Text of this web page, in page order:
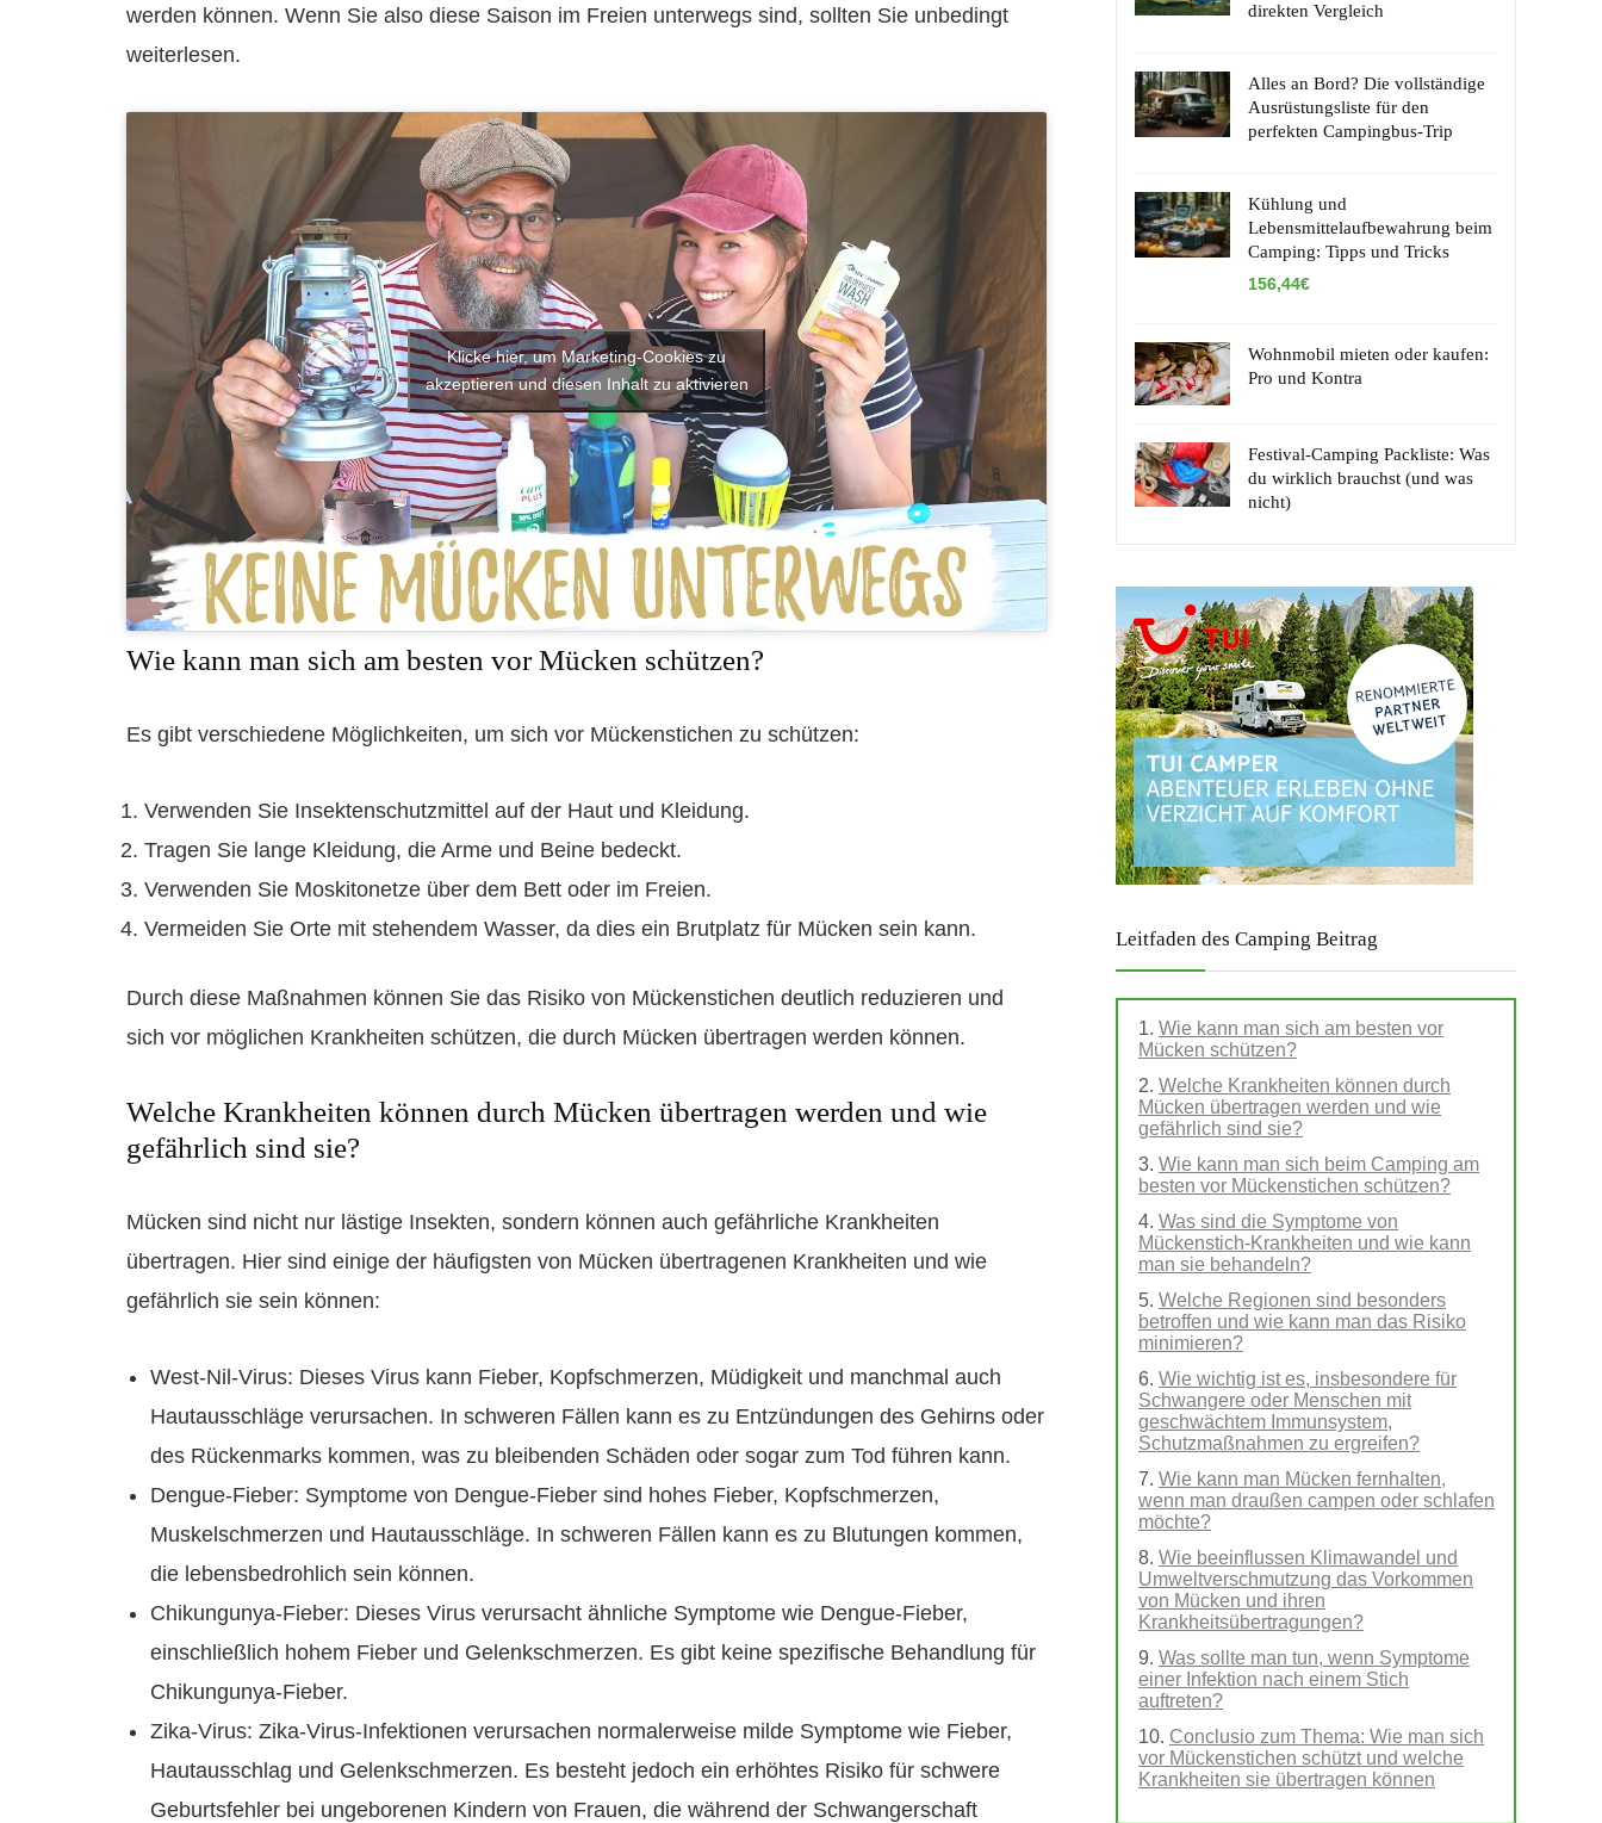
werden können. Wenn Sie also diese Saison im Freien unterwegs sind, sollten Sie unbedingt
weiterlesen.
Klicke hier, um Marketing-Cookies zu
akzeptieren und diesen Inhalt zu aktivieren
Wie kann man sich am besten vor Mücken schützen?
Es gibt verschiedene Möglichkeiten, um sich vor Mückenstichen zu schützen:
Verwenden Sie Insektenschutzmittel auf der Haut und Kleidung.
Tragen Sie lange Kleidung, die Arme und Beine bedeckt.
Verwenden Sie Moskitonetze über dem Bett oder im Freien.
Vermeiden Sie Orte mit stehendem Wasser, da dies ein Brutplatz für Mücken sein kann.
Durch diese Maßnahmen können Sie das Risiko von Mückenstichen deutlich reduzieren und
sich vor möglichen Krankheiten schützen, die durch Mücken übertragen werden können.
Welche Krankheiten können durch Mücken übertragen werden und wie
gefährlich sind sie?
Mücken sind nicht nur lästige Insekten, sondern können auch gefährliche Krankheiten
übertragen. Hier sind einige der häufigsten von Mücken übertragenen Krankheiten und wie
gefährlich sie sein können:
West-Nil-Virus: Dieses Virus kann Fieber, Kopfschmerzen, Müdigkeit und manchmal auch
Hautausschläge verursachen. In schweren Fällen kann es zu Entzündungen des Gehirns oder
des Rückenmarks kommen, was zu bleibenden Schäden oder sogar zum Tod führen kann.
Dengue-Fieber: Symptome von Dengue-Fieber sind hohes Fieber, Kopfschmerzen,
Muskelschmerzen und Hautausschläge. In schweren Fällen kann es zu Blutungen kommen,
die lebensbedrohlich sein können.
Chikungunya-Fieber: Dieses Virus verursacht ähnliche Symptome wie Dengue-Fieber,
einschließlich hohem Fieber und Gelenkschmerzen. Es gibt keine spezifische Behandlung für
Chikungunya-Fieber.
Zika-Virus: Zika-Virus-Infektionen verursachen normalerweise milde Symptome wie Fieber,
Hautausschlag und Gelenkschmerzen. Es besteht jedoch ein erhöhtes Risiko für schwere
Geburtsfehler bei ungeborenen Kindern von Frauen, die während der Schwangerschaft
direkten Vergleich
Alles an Bord? Die vollständige
Ausrüstungsliste für den
perfekten Campingbus-Trip
Kühlung und
Lebensmittelaufbewahrung beim
Camping: Tipps und Tricks
156,44€
Wohnmobil mieten oder kaufen:
Pro und Kontra
Festival-Camping Packliste: Was
du wirklich brauchst (und was
nicht)
Leitfaden des Camping Beitrag
Wie kann man sich am besten vor
Mücken schützen?
Welche Krankheiten können durch
Mücken übertragen werden und wie
gefährlich sind sie?
Wie kann man sich beim Camping am
besten vor Mückenstichen schützen?
Was sind die Symptome von
Mückenstich-Krankheiten und wie kann
man sie behandeln?
Welche Regionen sind besonders
betroffen und wie kann man das Risiko
minimieren?
Wie wichtig ist es, insbesondere für
Schwangere oder Menschen mit
geschwächtem Immunsystem,
Schutzmaßnahmen zu ergreifen?
Wie kann man Mücken fernhalten,
wenn man draußen campen oder schlafen
möchte?
Wie beeinflussen Klimawandel und
Umweltverschmutzung das Vorkommen
von Mücken und ihren
Krankheitsübertragungen?
Was sollte man tun, wenn Symptome
einer Infektion nach einem Stich
auftreten?
Conclusio zum Thema: Wie man sich
vor Mückenstichen schützt und welche
Krankheiten sie übertragen können